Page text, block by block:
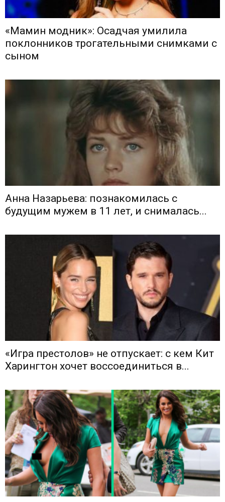
«Мамин модник»: Осадчая умилила
поклонников трогательными снимками с
сыном
Анна Назарьева: познакомилась с
будущим мужем в 11 лет, и снималась...
«Игра престолов» не отпускает: с кем Кит
Харингтон хочет воссоединиться в...